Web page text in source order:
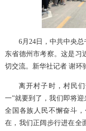
6月24日，中共中央
东省德州市考察。这是习
切交流。新华社记者 谢环
离开村子时，村民
一”就要到了，我们即将
全国各族人民不懈奋斗
在，我们正阔步行进在全